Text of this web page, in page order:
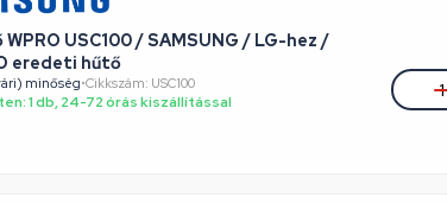
WPRO USC100 / SAMSUNG / LG-hez /
eredeti hűtő
minőség•Cikkszám: USC100
1 db, 24-72 órás kiszállítással